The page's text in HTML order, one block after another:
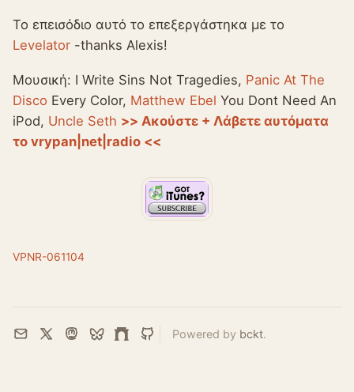
Το επεισόδιο αυτό το επεξεργάστηκα με το
Levelator -thanks Alexis!
Μουσική: I Write Sins Not Tragedies, Panic At The
Disco Every Color, Matthew Ebel You Dont Need An
iPod, Uncle Seth >> Ακούστε + Λάβετε αυτόματα
το vrypan|net|radio <<
VPNR-061104
Email
X Mastodon
BlueskyFarcaster
GitHub
Powered by bckt.